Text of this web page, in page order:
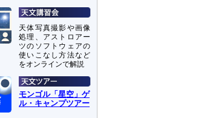
天体写真撮影や画像
処理、アストロアー
ツのソフトウェアの
使いこなし方法など
をオンラインで解説
モンゴル「星空」ゲ
ル・キャンプツアー